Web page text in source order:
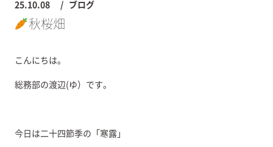
25.10.08 ブログ
秋桜畑
こんにちは。
総務部の渡辺(ゆ）です。
今日は二十四節季の「寒露」